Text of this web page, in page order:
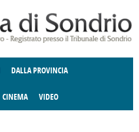
DALLA PROVINCIA
CINEMA VIDEO